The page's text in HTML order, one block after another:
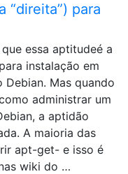
“direita”) para
essa aptitudeé a
instalação em
Debian. Mas quando
administrar um
a aptidão
A maioria das
apt-get- e isso é
wiki do …